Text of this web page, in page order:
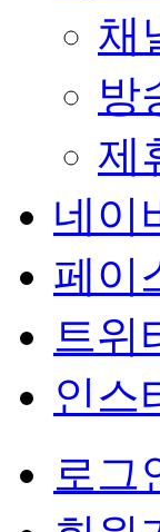
채
방
제
네이
페이
트위
인스
로그